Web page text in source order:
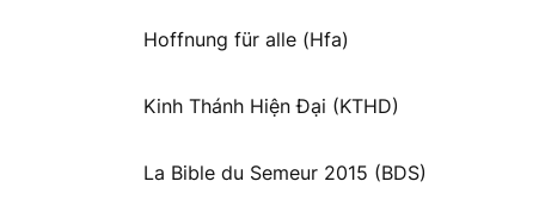
Hoffnung für alle (Hfa)
Kinh Thánh Hiện Đại (KTHD)
La Bible du Semeur 2015 (BDS)